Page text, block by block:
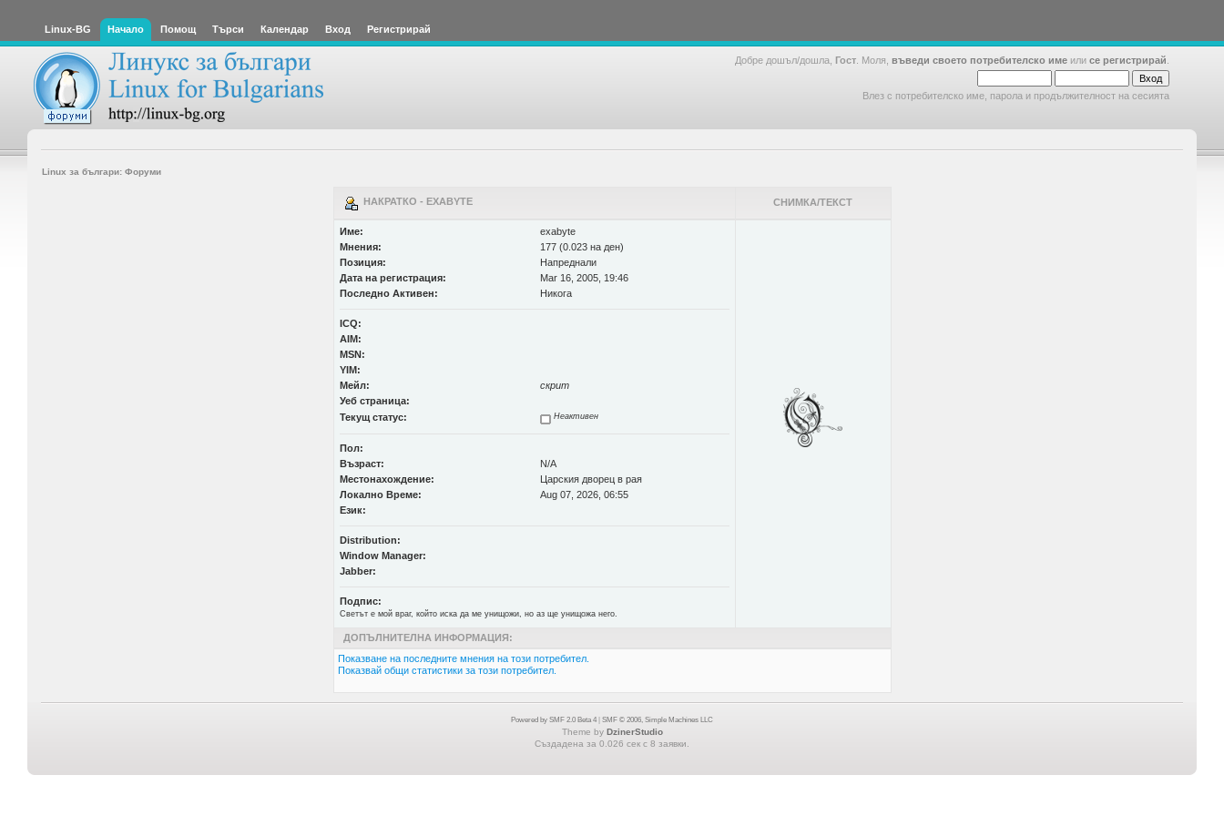
Linux-BG Начало Помощ Търси Календар Вход Регистрирай
Добре дошъл/дошла, Гост . Моля, въведи своето потребителско име или се регистрирай
Влез с потребителско име, парола и продължителност на сесията
Linux за българи: Форуми
НАКРАТКО - EXABYTE СНИМКА/ТЕКСТ
Име:
exabyte
Мнения:
177 (0.023 на ден)
Позиция:
Напреднали
Дата на регистрация:
Mar 16, 2005, 19:46
Последно Активен:
Никога
ICQ:
AIM:
MSN:
YIM:
Мейл:
скрит
Уеб страница:
Текущ статус:
Неактивен
Пол:
Възраст:
N/A
Местонахождение:
Царския дворец в рая
Локално Време:
Aug 07, 2026, 06:55
Език:
Distribution:
Window Manager:
Jabber:
Подпис:
Светът е мой враг, който иска да ме унищожи, но аз ще унищожа него.
ДОПЪЛНИТЕЛНА ИНФОРМАЦИЯ:
Показване на последните мнения на този потребител.
Показвай общи статистики за този потребител.
Powered by SMF 2.0 Beta 4 SMF © 2006, Simple Machines LLC
Theme by DzinerStudio
Създадена за 0.026 сек с 8 заявки.